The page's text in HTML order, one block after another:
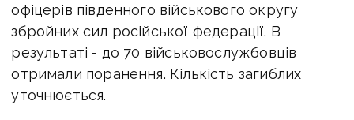
офіцерів південного військового округу
збройних сил російської федерації. В
результаті - до 70 військовослужбовців
отримали поранення. Кількість загиблих
уточнюється.